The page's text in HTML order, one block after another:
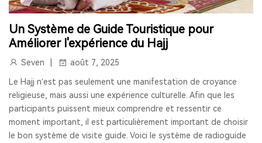
Un Système de Guide Touristique pour
Améliorer l'expérience du Hajj
Seven août 7, 2025
Le Hajj n’est pas seulement une manifestation de croyance
religieuse, mais aussi une expérience culturelle. Afin que les
participants puissent mieux comprendre et ressentir ce
moment important, il est particulièrement important de choisir
le bon système de visite guide. Voici le système de radioguide
TOUR GUIDE SYSTEM INTERPHONE DE FENÊTRE
SYSTÈME D'INTERPHONE DE COMPTEUR À DEUX VOIES
BANQUE LA FENÊTRE LE SIGNAL 2.4G EST UNIVERSEL